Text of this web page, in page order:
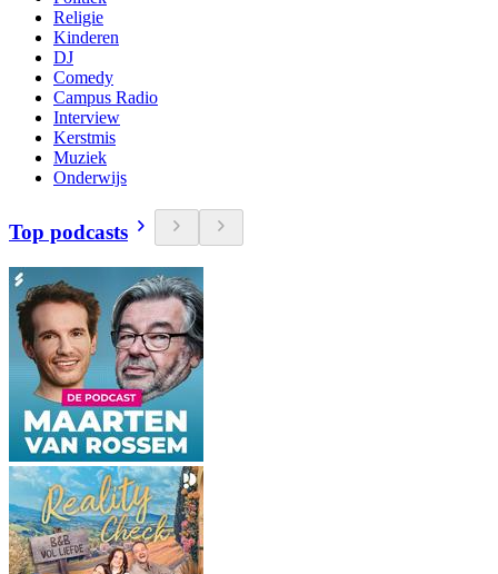
Religie
Kinderen
DJ
Comedy
Campus Radio
Interview
Kerstmis
Muziek
Onderwijs
Top podcasts